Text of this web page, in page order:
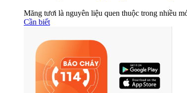
Măng tươi là nguyên liệu quen thuộc trong nhiều
Cần biết